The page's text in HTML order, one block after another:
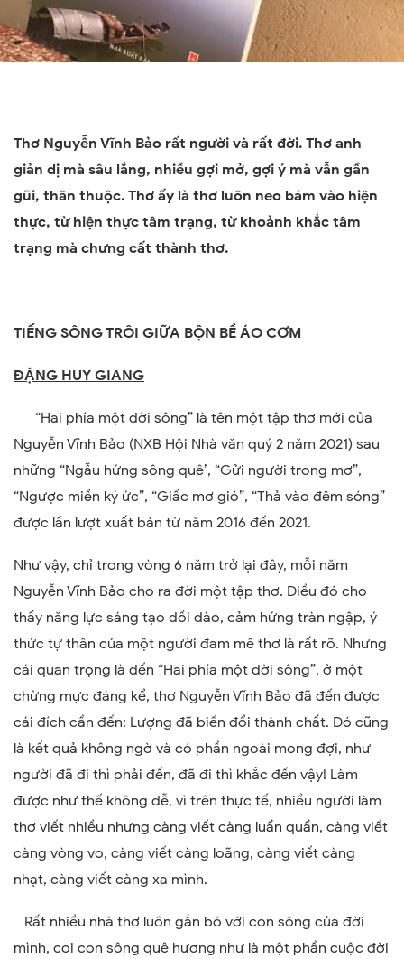
Thơ Nguyễn Vĩnh Bảo rất người và rất đời. Thơ anh
giản dị mà sâu lắng, nhiều gợi mở, gợi ý mà vẫn gần
gũi, thân thuộc. Thơ ấy là thơ luôn neo bám vào hiện
thực, từ hiện thực tâm trạng, từ khoảnh khắc tâm
trạng mà chưng cất thành thơ.
TIẾNG SÔNG TRÔI GIỮA BỘN BỀ ÁO CƠM
ĐẶNG HUY GIANG
“Hai phía một đời sông” là tên một tập thơ mới của
Nguyễn Vĩnh Bảo (NXB Hội Nhà văn quý 2 năm 2021) sau
những “Ngẫu hứng sông quê’, “Gửi người trong mơ”,
“Ngược miền ký ức”, “Giấc mơ gió”, “Thả vào đêm sóng”
được lần lượt xuất bản từ năm 2016 đến 2021.
Như vậy, chỉ trong vòng 6 năm trở lại đây, mỗi năm
Nguyễn Vĩnh Bảo cho ra đời một tập thơ. Điều đó cho
thấy năng lực sáng tạo dồi dào, cảm hứng tràn ngập, ý
thức tự thân của một người đam mê thơ là rất rõ. Nhưng
cái quan trọng là đến “Hai phía một đời sông”, ở một
chừng mực đáng kể, thơ Nguyễn Vĩnh Bảo đã đến được
cái đích cần đến: Lượng đã biến đổi thành chất. Đó cũng
là kết quả không ngờ và có phần ngoài mong đợi, như
người đã đi thì phải đến, đã đi thì khắc đến vậy! Làm
được như thế không dễ, vì trên thực tế, nhiều người làm
thơ viết nhiều nhưng càng viết càng luẩn quẩn, càng viết
càng vòng vo, càng viết càng loãng, càng viết càng
nhạt, càng viết càng xa mình.
Rất nhiều nhà thơ luôn gắn bó với con sông của đời
mình, coi con sông quê hương như là một phần cuộc đời